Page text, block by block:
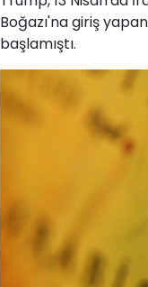
Boğazı'na giriş
başlamıştı.